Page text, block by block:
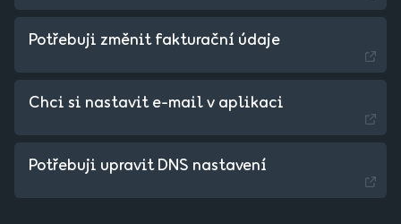
Potřebuji změnit fakturační údaje
Chci si nastavit e-mail v aplikaci
Potřebuji upravit DNS nastavení